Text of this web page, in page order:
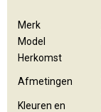
Merk
Model
Herkomst
Afmetingen
Kleuren en